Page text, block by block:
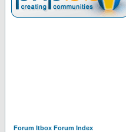
Forum Itbox Forum Index